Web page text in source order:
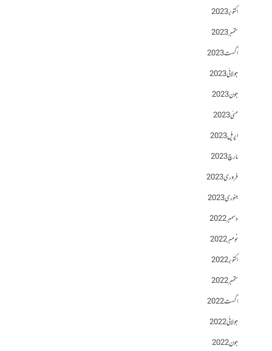
اکتوبر 2023
ستمبر 2023
اگست 2023
جولائی 2023
جون 2023
مئی 2023
اپریل 2023
مارچ 2023
فروری 2023
جنوری 2023
دسمبر 2022
نومبر 2022
اکتوبر 2022
ستمبر 2022
اگست 2022
جولائی 2022
جون 2022